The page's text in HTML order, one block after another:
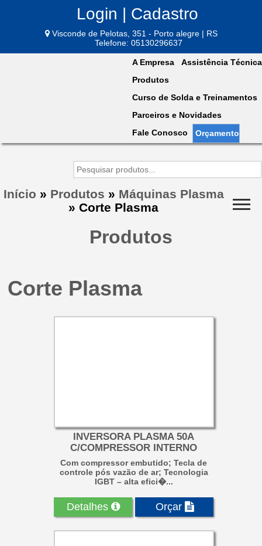
Login | Cadastro
Visconde de Pelotas, 351 - Porto alegre | RS
Telefone: 05130296637
A Empresa
Assistência Técnica
Produtos
Curso de Solda e Treinamentos
Parceiros e Novidades
Fale Conosco
Orçamento
Início » Produtos » Máquinas Plasma
» Corte Plasma
Produtos
Corte Plasma
INVERSORA PLASMA 50A
C/COMPRESSOR INTERNO
Com compressor embutido; Tecla de
controle pós vazão de ar; Tecnologia
IGBT – alta efici�...
Detalhes Orçar